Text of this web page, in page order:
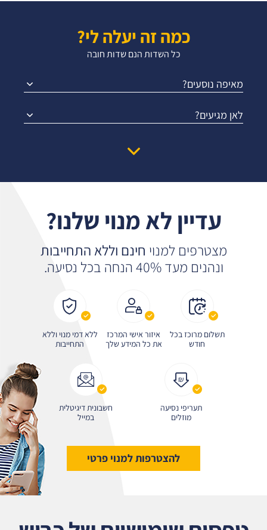
כמה זה יעלה לי?
כל השדות הנם שדות חובה
מאיפה נוסעים?
לאן מגיעים?
עדיין לא מנוי שלנו?
מצטרפים למנוי חינם וללא התחייבות
ונהנים מעד 40% הנחה בכל נסיעה.
תשלום מרוכז בכל
חודש
איזור אישי המרכז
את כל המידע שלך
ללא דמי מנוי וללא
התחייבות
₪
תעריפי נסיעה
מוזלים
חשבונית דיגיטלית
במייל
להצטרפות למנוי פרטי